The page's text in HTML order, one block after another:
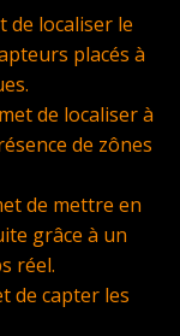
de localiser le
placés à
de localiser à
de zônes
de mettre en
grâce à un
réel.
de capter les